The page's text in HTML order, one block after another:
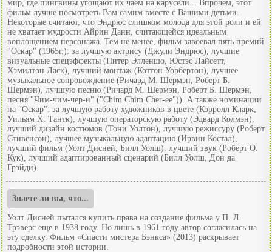
мир, где пингвины угощают их чаем на карусели... Впрочем, этот
фильм лучше посмотреть Вам самим вместе с Вашими детьми.
Некоторые считают, что Эндрюс слишком молода для этой роли и ей
не хватает мудрости Айрин Данн, считающейся идеальным
воплощением персонажа. Тем не менее, фильм завоевал пять премий
"Оскар" (1965г.): за лучшую актрису (Джули Эндрюс), лучшие
визуальные спецэффекты (Питер Элленшо, Юстэс Лайсетт,
Хэмилтон Ласк), лучший монтаж (Коттон Уорбертон), лучшее
музыкальное сопровождение (Ричард М. Шермэн, Роберт Б.
Шермэн), лучшую песню (Ричард М. Шермэн, Роберт Б. Шермэн,
песня "Чим-чим-чер-и" ("Chim Chim Cher-ee")). А также номинации
на "Оскар": за лучшую работу художников в цвете (Кэрролл Кларк,
Уильям Х. Тантк), лучшую операторскую работу (Эдвард Колмэн),
лучший дизайн костюмов (Тони Уолтон), лучшую режиссуру (Роберт
Стивенсон), лучшее музыкальную адаптацию (Ирвин Костал),
лучший фильм (Уолт Дисней, Билл Уолш), лучший звук (Роберт О.
Кук), лучший адаптированный сценарий (Билл Уолш, Дон да
Грэйди).
Знаете ли вы, что...
Уолт Дисней пытался купить права на создание фильма у П. Л.
Трэверс еще в 1938 году. Но лишь в 1961 году автор согласилась на
эту сделку. Фильм «Спасти мистера Бэнкса» (2013) раскрывает
подробности этой истории.